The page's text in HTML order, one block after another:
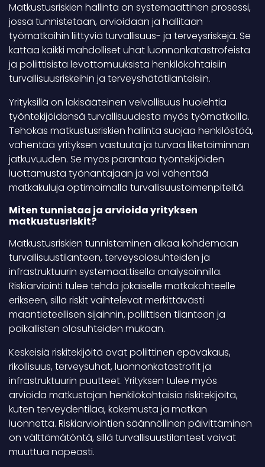
Matkustusriskien hallinta on systemaattinen prosessi,
jossa tunnistetaan, arvioidaan ja hallitaan
työmatkoihin liittyviä turvallisuus- ja terveysriskejä. Se
kattaa kaikki mahdolliset uhat luonnonkatastrofeista
ja poliittisista levottomuuksista henkilökohtaisiin
turvallisuusriskeihin ja terveyshätätilanteisiin.
Yrityksillä on lakisääteinen velvollisuus huolehtia
työntekijöidensä turvallisuudesta myös työmatkoilla.
Tehokas matkustusriskien hallinta suojaa henkilöstöä,
vähentää yrityksen vastuuta ja turvaa liiketoiminnan
jatkuvuuden. Se myös parantaa työntekijöiden
luottamusta työnantajaan ja voi vähentää
matkakuluja optimoimalla turvallisuustoimenpiteitä.
Miten tunnistaa ja arvioida yrityksen
matkustusriskit?
Matkustusriskien tunnistaminen alkaa kohdemaan
turvallisuustilanteen, terveysolosuhteiden ja
infrastruktuurin systemaattisella analysoinnilla.
Riskiarviointi tulee tehdä jokaiselle matkakohteelle
erikseen, sillä riskit vaihtelevat merkittävästi
maantieteellisen sijainnin, poliittisen tilanteen ja
paikallisten olosuhteiden mukaan.
Keskeisiä riskitekijöitä ovat poliittinen epävakaus,
rikollisuus, terveysuhat, luonnonkatastrofit ja
infrastruktuurin puutteet. Yrityksen tulee myös
arvioida matkustajan henkilökohtaisia riskitekijöitä,
kuten terveydentilaa, kokemusta ja matkan
luonnetta. Riskiarviointien säännöllinen päivittäminen
on välttämätöntä, sillä turvallisuustilanteet voivat
muuttua nopeasti.